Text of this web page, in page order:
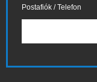
Postafiók / Telefon